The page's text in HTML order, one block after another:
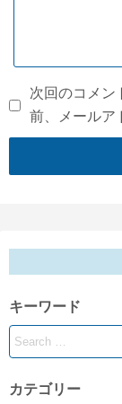
次回のコメン
前、メールア
キーワード
カテゴリー